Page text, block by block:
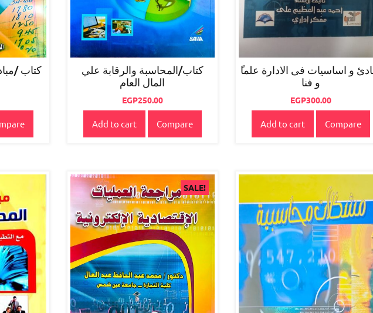
كتاب /
كتاب/المحاسبة والرقابة علي
المال العام
EGP250.00
Add to cart Compare
و فنا
EGP300.00
Add to cart Compare
SALE!